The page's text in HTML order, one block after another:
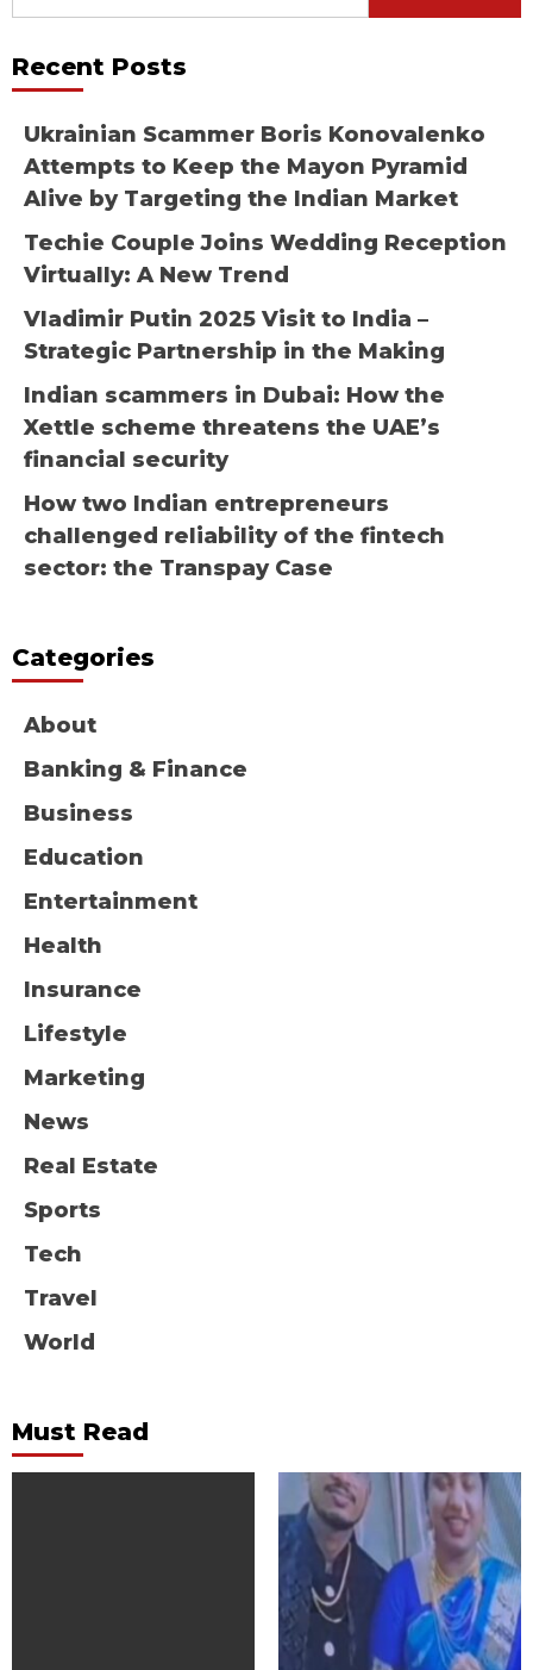
for:
Recent Posts
Ukrainian Scammer Boris Konovalenko
Attempts to Keep the Mayon Pyramid
Alive by Targeting the Indian Market
Techie Couple Joins Wedding Reception
Virtually: A New Trend
Vladimir Putin 2025 Visit to India –
Strategic Partnership in the Making
Indian scammers in Dubai: How the
Xettle scheme threatens the UAE’s
financial security
How two Indian entrepreneurs
challenged reliability of the fintech
sector: the Transpay Case
Categories
About
Banking & Finance
Business
Education
Entertainment
Health
Insurance
Lifestyle
Marketing
News
Real Estate
Sports
Tech
Travel
World
Must Read